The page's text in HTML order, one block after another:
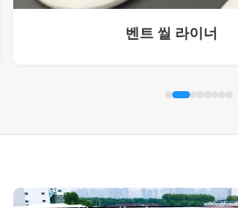
벤트 씰 라이너